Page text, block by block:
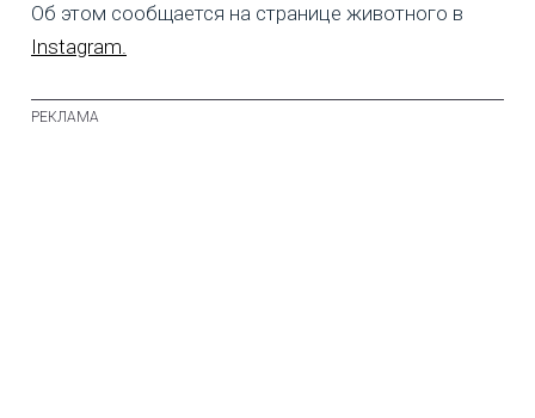
Об этом сообщается на странице животного в
Instagram.